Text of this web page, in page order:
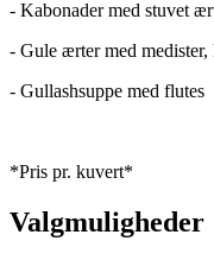
- Kabonader med stuvet
- Gule ærter med
- Gullashsuppe med flutes
*Pris pr. kuvert*
Valgmuligheder